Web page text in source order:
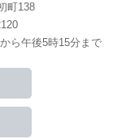
町138
ら午後5時15分まで